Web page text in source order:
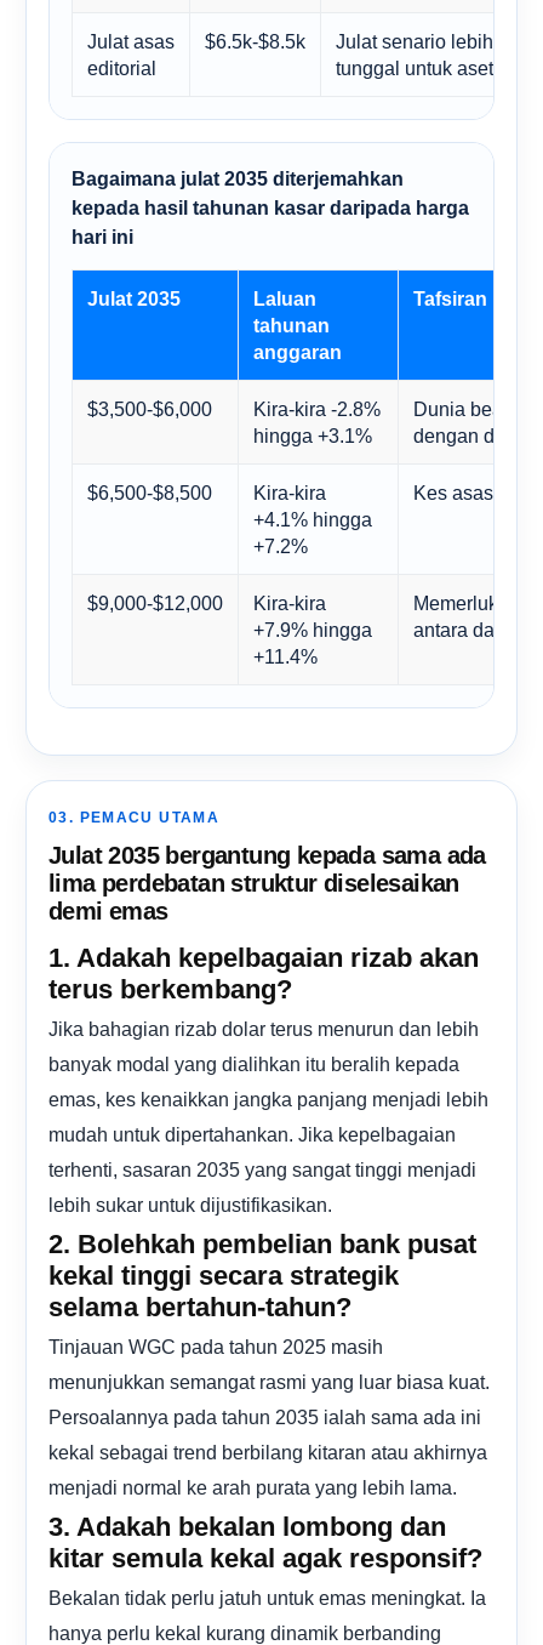
Julat asas
editorial
$6.5k-$8.5k
Julat senario lebih
tunggal untuk aset
Bagaimana julat 2035 diterjemahkan
kepada hasil tahunan kasar daripada harga
hari ini
Julat 2035
Laluan
tahunan
anggaran
Tafsiran
$3,500-$6,000
Kira-kira -2.8%
hingga +3.1%
Dunia bearish
dengan
$6,500-$8,500
Kira-kira
+4.1% hingga
+7.2%
Kes asas
$9,000-$12,000
Kira-kira
+7.9% hingga
+11.4%
Memerlukan
antara daya
03. PEMACU UTAMA
Julat 2035 bergantung kepada sama ada
lima perdebatan struktur diselesaikan
demi emas
1. Adakah kepelbagaian rizab akan
terus berkembang?
Jika bahagian rizab dolar terus menurun dan lebih
banyak modal yang dialihkan itu beralih kepada
emas, kes kenaikkan jangka panjang menjadi lebih
mudah untuk dipertahankan. Jika kepelbagaian
terhenti, sasaran 2035 yang sangat tinggi menjadi
lebih sukar untuk dijustifikasikan.
2. Bolehkah pembelian bank pusat
kekal tinggi secara strategik
selama bertahun-tahun?
Tinjauan WGC pada tahun 2025 masih
menunjukkan semangat rasmi yang luar biasa kuat.
Persoalannya pada tahun 2035 ialah sama ada ini
kekal sebagai trend berbilang kitaran atau akhirnya
menjadi normal ke arah purata yang lebih lama.
3. Adakah bekalan lombong dan
kitar semula kekal agak responsif?
Bekalan tidak perlu jatuh untuk emas meningkat. Ia
hanya perlu kekal kurang dinamik berbanding